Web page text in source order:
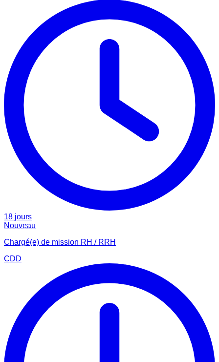
18 jours
Nouveau
Chargé(e) de mission RH / RRH
CDD